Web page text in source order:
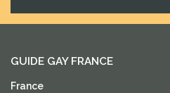
GUIDE GAY FRANCE
France